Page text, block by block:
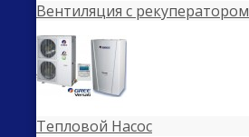
Вентиляция с рекуператором
Тепловой Насос